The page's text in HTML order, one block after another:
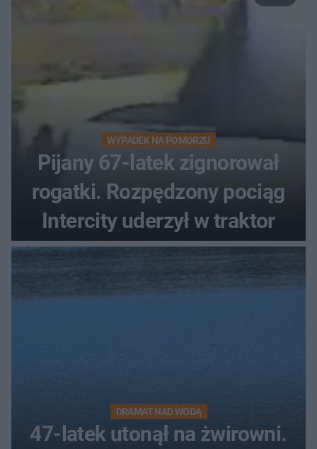
WYPADEK NA POMORZU
Pijany 67-latek zignorował
rogatki. Rozpędzony pociąg
Intercity uderzył w traktor
DRAMAT NAD WODĄ
47-latek utonął na żwirowni.